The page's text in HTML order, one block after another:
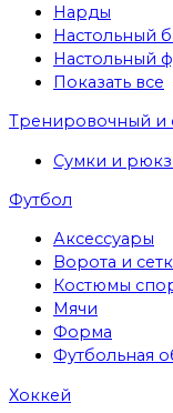
Нарды
Настольный
Настольный
Показать все
Тренировочный и
Сумки и
Футбол
Аксессуары
Ворота и
Костюмы
Мячи
Форма
Футбольная
Хоккей